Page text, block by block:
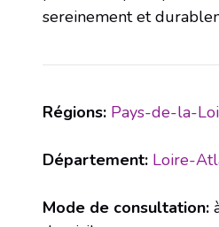
sereinement et
Régions: Pays-de-la-
Département: Loire-
Mode de consultation: